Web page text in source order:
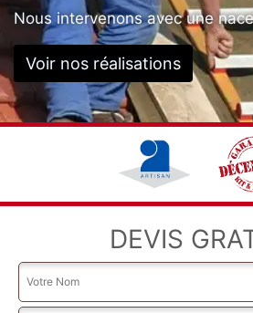
Nous intervenons avec une
Voir nos réalisations
DEVIS